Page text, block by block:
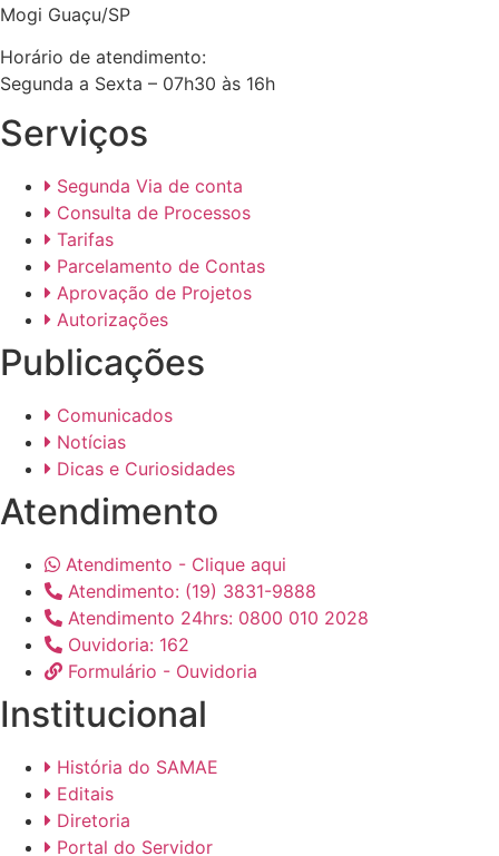
Mogi Guaçu/SP
Horário de atendimento:
Segunda a Sexta – 07h30 às 16h
Serviços
Segunda Via de conta
Consulta de Processos
Tarifas
Parcelamento de Contas
Aprovação de Projetos
Autorizações
Publicações
Comunicados
Notícias
Dicas e Curiosidades
Atendimento
Atendimento - Clique aqui
Atendimento: (19) 3831-9888
Atendimento 24hrs: 0800 010 2028
Ouvidoria: 162
Formulário - Ouvidoria
Institucional
História do SAMAE
Editais
Diretoria
Portal do Servidor